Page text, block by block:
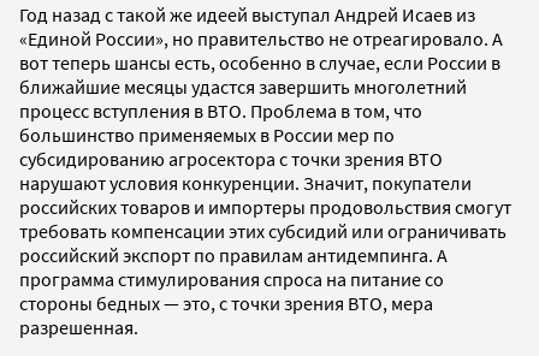
Год назад с такой же идеей выступал Андрей Исаев из
«Единой России», но правительство не отреагировало. А
вот теперь шансы есть, особенно в случае, если России в
ближайшие месяцы удастся завершить многолетний
процесс вступления в ВТО. Проблема в том, что
большинство применяемых в России мер по
субсидированию агросектора с точки зрения ВТО
нарушают условия конкуренции. Значит, покупатели
российских товаров и импортеры продовольствия смогут
требовать компенсации этих субсидий или ограничивать
российский экспорт по правилам антидемпинга. А
программа стимулирования спроса на питание со
стороны бедных — это, с точки зрения ВТО, мера
разрешенная.